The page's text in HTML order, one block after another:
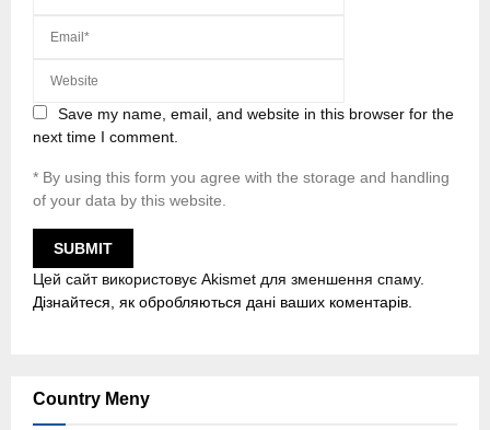
Save my name, email, and website in this browser for the
next time I comment.
* By using this form you agree with the storage and handling
of your data by this website.
Цей сайт використовує Akismet для зменшення спаму.
Дізнайтеся, як обробляються дані ваших коментарів.
Country Meny